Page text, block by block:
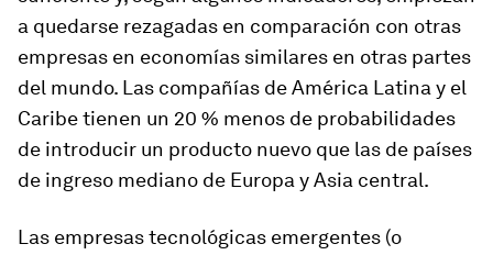
a quedarse rezagadas en comparación con otras
empresas en economías similares en otras partes
del mundo. Las compañías de América Latina y el
Caribe tienen un 20 % menos de probabilidades
de introducir un producto nuevo que las de países
de ingreso mediano de Europa y Asia central.
Las empresas tecnológicas emergentes (o